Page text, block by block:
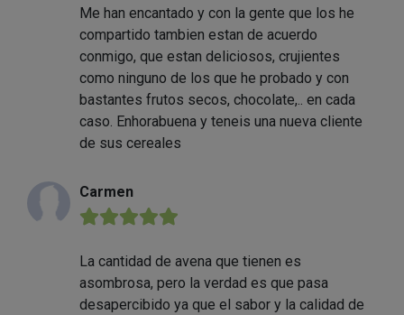
Me han encantado y con la gente que los he
compartido tambien estan de acuerdo
conmigo, que estan deliciosos, crujientes
como ninguno de los que he probado y con
bastantes frutos secos, chocolate,.. en cada
caso. Enhorabuena y teneis una nueva cliente
de sus cereales
Carmen
★★★★★
La cantidad de avena que tienen es
asombrosa, pero la verdad es que pasa
desapercibido ya que el sabor y la calidad de